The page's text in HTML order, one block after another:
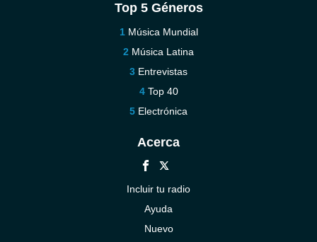
Top 5 Géneros
Música Mundial
Música Latina
Entrevistas
Top 40
Electrónica
Acerca
Incluir tu radio
Ayuda
Nuevo